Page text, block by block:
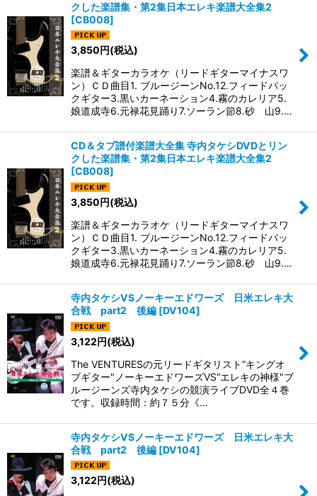
クした楽譜集・第2集日本エレキ楽譜大全集2
[CB008]
3,850円(税込)
楽譜＆ギターカラオケ（リードギターマイナスワ
ン）ＣＤ曲目1. ブルージーンNo.12.フィードバッ
クギター3.黒いカーネーション4.霧のカレリア5.
娘道成寺6.元禄花見踊り7.ソーラン節8.砂 山9.…
CD＆タブ譜付楽譜大全集 寺内タケシDVDとリン
クした楽譜集・第2集日本エレキ楽譜大全集2
[CB008]
3,850円(税込)
楽譜＆ギターカラオケ（リードギターマイナスワ
ン）ＣＤ曲目1. ブルージーンNo.12.フィードバッ
クギター3.黒いカーネーション4.霧のカレリア5.
娘道成寺6.元禄花見踊り7.ソーラン節8.砂 山9.…
寺内タケシVSノーキーエドワーズ 日米エレキ大
合戦 part2 後編 [DV104]
3,122円(税込)
The VENTURESの元リードギタリスト“キングオ
ブギター"ノーキーエドワーズVS“エレキの神様"ブ
ルージーンズ寺内タケシの競演ライブDVD全４巻
です。収録時間：約７５分《…
寺内タケシVSノーキーエドワーズ 日米エレキ大
合戦 part2 後編 [DV104]
3,122円(税込)